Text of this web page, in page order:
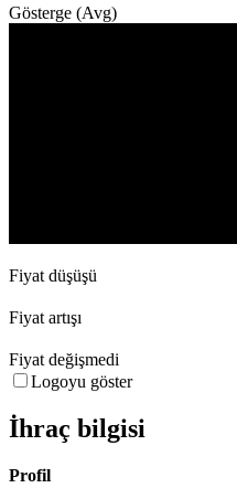
Gösterge (Avg)
Fiyat düşüşü
Fiyat artışı
Fiyat değişmedi
Logoyu göster
İhraç bilgisi
Profil